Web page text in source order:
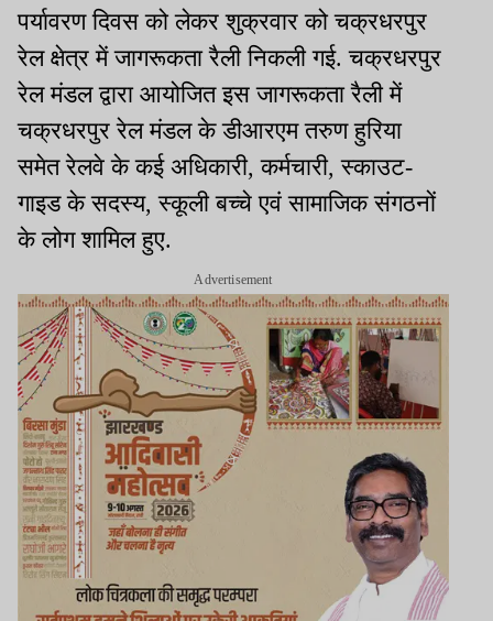
पर्यावरण दिवस को लेकर शुक्रवार को चक्रधरपुर
रेल क्षेत्र में जागरूकता रैली निकली गई. चक्रधरपुर
रेल मंडल द्वारा आयोजित इस जागरूकता रैली में
चक्रधरपुर रेल मंडल के डीआरएम तरुण हुरिया
समेत रेलवे के कई अधिकारी, कर्मचारी, स्काउट-
गाइड के सदस्य, स्कूली बच्चे एवं सामाजिक संगठनों
के लोग शामिल हुए.
Advertisement